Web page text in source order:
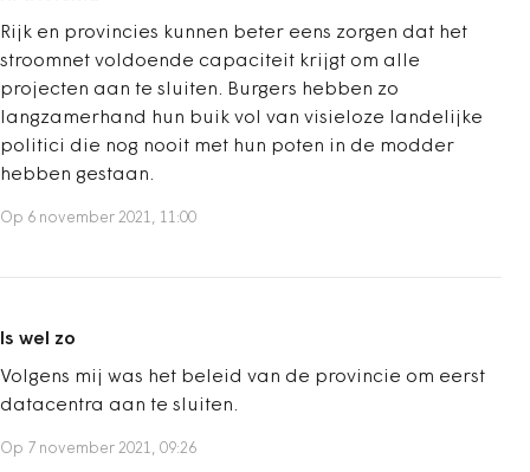
Rijk en provincies kunnen beter eens zorgen dat het
stroomnet voldoende capaciteit krijgt om alle
projecten aan te sluiten. Burgers hebben zo
langzamerhand hun buik vol van visieloze landelijke
politici die nog nooit met hun poten in de modder
hebben gestaan.
Op 6 november 2021, 11:00
Is wel zo
Volgens mij was het beleid van de provincie om eerst
datacentra aan te sluiten.
Op 7 november 2021, 09:26